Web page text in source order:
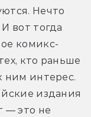
Нечто
вот тогда
комикс-
кто раньше
ним интерес.
издания
— это не